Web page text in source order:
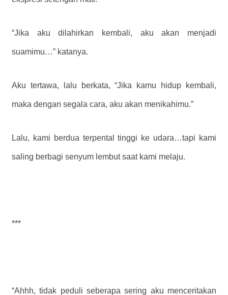
“Jika aku dilahirkan kembali, aku akan menjadi
suamimu…” katanya.
Aku tertawa, lalu berkata, “Jika kamu hidup kembali,
maka dengan segala cara, aku akan menikahimu.”
Lalu, kami berdua terpental tinggi ke udara…tapi kami
saling berbagi senyum lembut saat kami melaju.
***
“Ahhh, tidak peduli seberapa sering aku menceritakan